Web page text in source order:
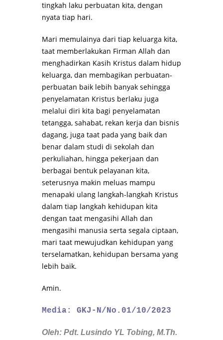
tingkah laku perbuatan kita, dengan
nyata tiap hari.
Mari memulainya dari tiap keluarga kita,
taat memberlakukan Firman Allah dan
menghadirkan Kasih Kristus dalam hidup
keluarga, dan membagikan perbuatan-
perbuatan baik lebih banyak sehingga
penyelamatan Kristus berlaku juga
melalui diri kita bagi penyelamatan
tetangga, sahabat, rekan kerja dan bisnis
dagang, juga taat pada yang baik dan
benar dalam studi di sekolah dan
perkuliahan, hingga pekerjaan dan
berbagai bentuk pelayanan kita,
seterusnya makin meluas mampu
menapaki ulang langkah-langkah Kristus
dalam tiap langkah kehidupan kita
dengan taat mengasihi Allah dan
mengasihi manusia serta segala ciptaan,
mari taat mewujudkan kehidupan yang
terselamatkan, kehidupan bersama yang
lebih baik.
Amin.
Media: GKJ-N/No.01/10/2023
Oleh: Pdt. Lusindo YL Tobing, M.Th.